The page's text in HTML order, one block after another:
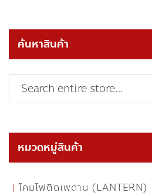
ค้นหาสินค้า
หมวดหมู่สินค้า
โคมไฟติดเพดาน (LANTERN)